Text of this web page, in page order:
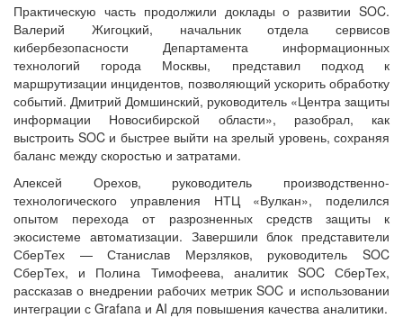
Практическую часть продолжили доклады о развитии SOC.
Валерий Жигоцкий, начальник отдела сервисов
кибербезопасности Департамента информационных
технологий города Москвы, представил подход к
маршрутизации инцидентов, позволяющий ускорить обработку
событий. Дмитрий Домшинский, руководитель «Центра защиты
информации Новосибирской области», разобрал, как
выстроить SOC и быстрее выйти на зрелый уровень, сохраняя
баланс между скоростью и затратами.
Алексей Орехов, руководитель производственно-
технологического управления НТЦ «Вулкан», поделился
опытом перехода от разрозненных средств защиты к
экосистеме автоматизации. Завершили блок представители
СберТех — Станислав Мерзляков, руководитель SOC
СберТех, и Полина Тимофеева, аналитик SOC СберТех,
рассказав о внедрении рабочих метрик SOC и использовании
интеграции с Grafana и AI для повышения качества аналитики.